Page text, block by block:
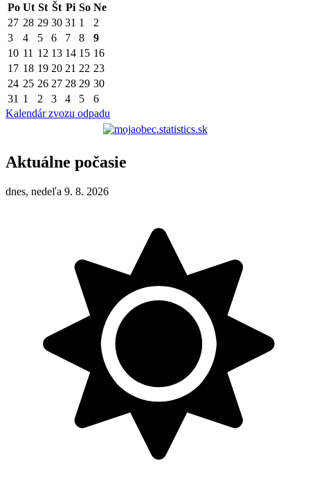
Po Ut St Št Pi So Ne
27 28 29 30 31 1
2
3
4 5 6 7 8
9
10 11 12 13 14 15 16
17 18 19 20 21 22 23
24 25 26 27 28 29 30
31 1 2 3 4 5
6
Kalendár zvozu odpadu
Aktuálne počasie
dnes, nedeľa 9. 8. 2026